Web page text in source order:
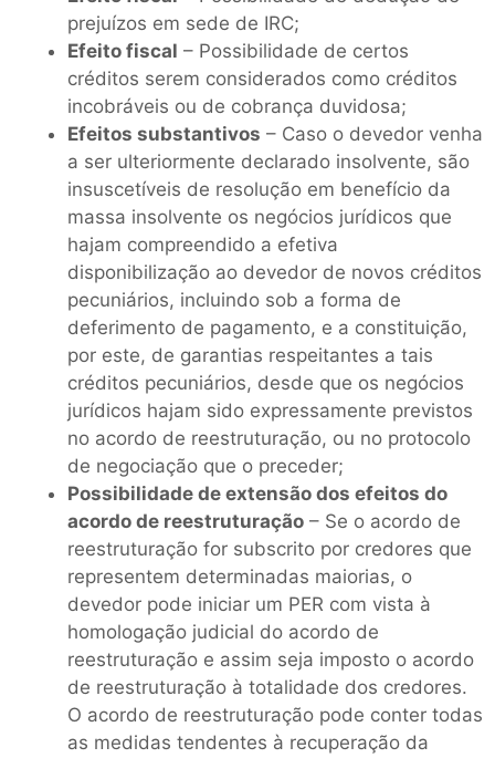
prejuízos em sede de IRC;
Efeito fiscal – Possibilidade de certos
créditos serem considerados como créditos
incobráveis ou de cobrança duvidosa;
Efeitos substantivos – Caso o devedor venha
a ser ulteriormente declarado insolvente, são
insuscetíveis de resolução em benefício da
massa insolvente os negócios jurídicos que
hajam compreendido a efetiva
disponibilização ao devedor de novos créditos
pecuniários, incluindo sob a forma de
deferimento de pagamento, e a constituição,
por este, de garantias respeitantes a tais
créditos pecuniários, desde que os negócios
jurídicos hajam sido expressamente previstos
no acordo de reestruturação, ou no protocolo
de negociação que o preceder;
Possibilidade de extensão dos efeitos do
acordo de reestruturação – Se o acordo de
reestruturação for subscrito por credores que
representem determinadas maiorias, o
devedor pode iniciar um PER com vista à
homologação judicial do acordo de
reestruturação e assim seja imposto o acordo
de reestruturação à totalidade dos credores.
O acordo de reestruturação pode conter todas
as medidas tendentes à recuperação da